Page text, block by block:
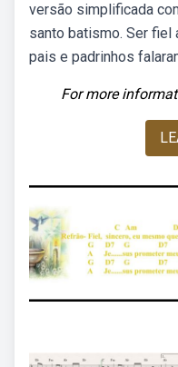
versão simplificada
santo batismo. Ser fiel
pais e padrinhos
For more